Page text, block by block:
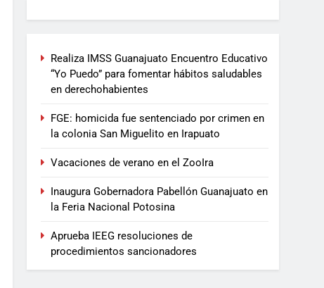
Realiza IMSS Guanajuato Encuentro Educativo
“Yo Puedo” para fomentar hábitos saludables
en derechohabientes
FGE: homicida fue sentenciado por crimen en
la colonia San Miguelito en Irapuato
Vacaciones de verano en el ZooIra
Inaugura Gobernadora Pabellón Guanajuato en
la Feria Nacional Potosina
Aprueba IEEG resoluciones de
procedimientos sancionadores